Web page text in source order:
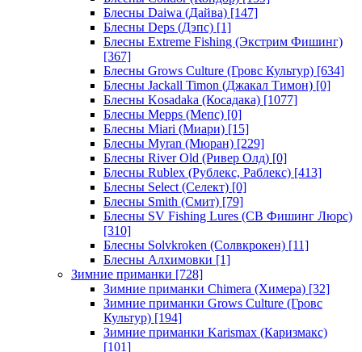
Блесны Daiwa (Дайва) [147]
Блесны Deps (Дэпс) [1]
Блесны Extreme Fishing (Экстрим Фишинг)
[367]
Блесны Grows Culture (Гровс Культур) [634]
Блесны Jackall Timon (Джакал Тимон) [0]
Блесны Kosadaka (Косадака) [1077]
Блесны Mepps (Мепс) [0]
Блесны Miari (Миари) [15]
Блесны Myran (Мюран) [229]
Блесны River Old (Ривер Олд) [0]
Блесны Rublex (Рублекс, Раблекс) [413]
Блесны Select (Селект) [0]
Блесны Smith (Смит) [79]
Блесны SV Fishing Lures (СВ Фишинг Люрс)
[310]
Блесны Solvkroken (Солвкрокен) [11]
Блесны Алхимовки [1]
Зимние приманки [728]
Зимние приманки Chimera (Химера) [32]
Зимние приманки Grows Culture (Гровс
Культур) [194]
Зимние приманки Karismax (Каризмакс)
[101]